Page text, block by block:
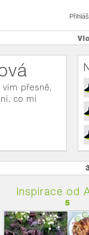
přesně,
co mi
Inspirace od
5